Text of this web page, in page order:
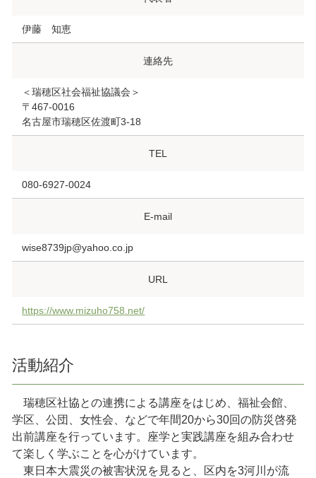
伊藤 知恵
連絡先
＜瑞穂区社会福祉協議会＞
〒467-0016
名古屋市瑞穂区佐渡町3-18
TEL
080-6927-0024
E-mail
wise8739jp@yahoo.co.jp
URL
https://www.mizuho758.net/
活動紹介
瑞穂区社協との連携による講座をはじめ、福祉会館、
学区、公団、女性会、などで年間20から30回の防災啓発
出前講座を行っています。座学と実践講座を組み合わせ
て楽しく学ぶことを心がけています。
東日本大震災の被害状況を見ると、区内を3河川が流